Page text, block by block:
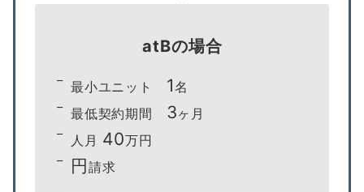
atBの場合
最小ユニット 1名
最低契約期間 3ヶ月
人月 40万円
円 請求